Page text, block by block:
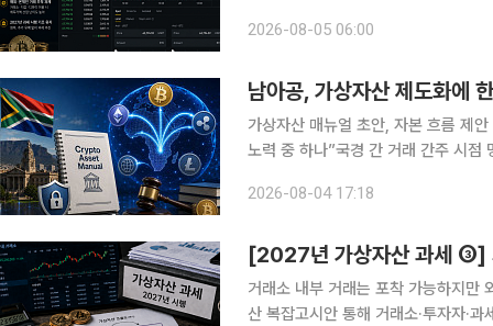
‘2026년 세제개편안’에 추가 과세
2026-08-05 06:00
남아공, 가상자산 제도화에
가상자산 매뉴얼 초안, 자본 흐름 제
노력 중 하나”국경 간 거래 간주 시점
로이터는 3일(현지시각) 남아프리카
2026-08-04 17:18
거래소 내부 거래는 포착 가능하지만
산 복잡고시안 통해 거래소·투자자·과세당국 역할 분담 필요